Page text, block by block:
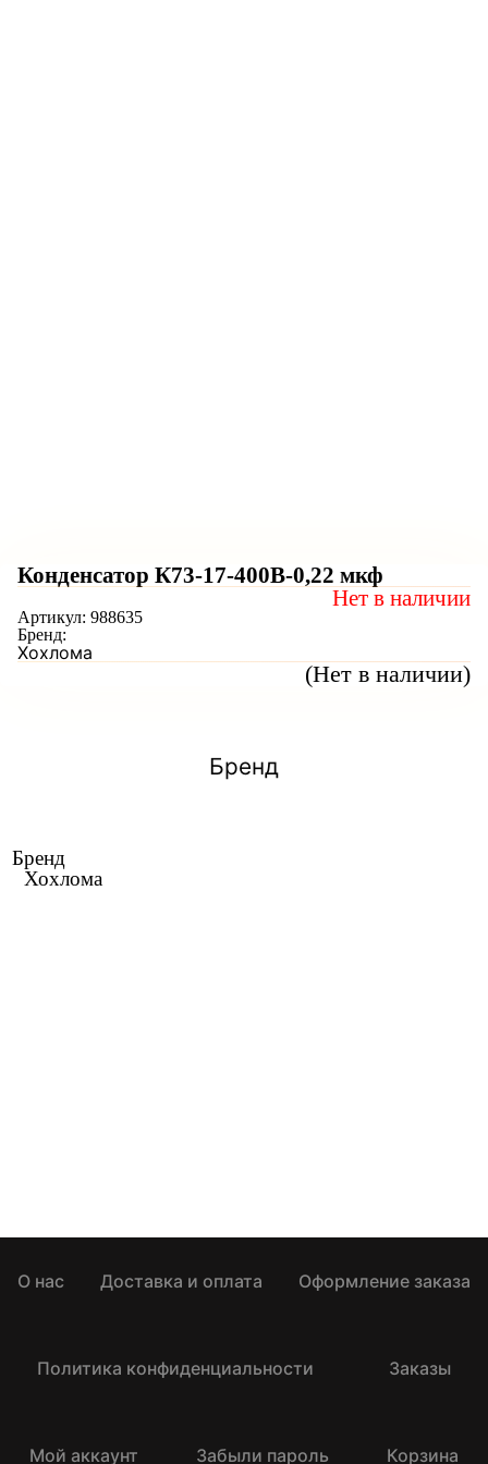
Конденсатор К73-17-400В-0,22 мкф
(Нет в наличии)
Нет в наличии
Артикул: 988635
Бренд:
Хохлома
Бренд
Бренд
Хохлома
О нас Доставка и оплата Оформление заказа
Политика конфиденциальности Заказы
Мой аккаунт Забыли пароль Корзина